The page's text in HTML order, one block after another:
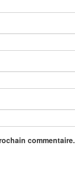
commentaire.